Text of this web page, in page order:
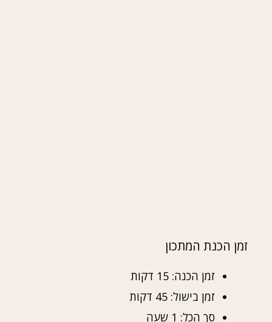
זמן הכנת המתכון
זמן הכנה: 15 דקות
זמן בישול: 45 דקות
סך הכל: 1 שעה